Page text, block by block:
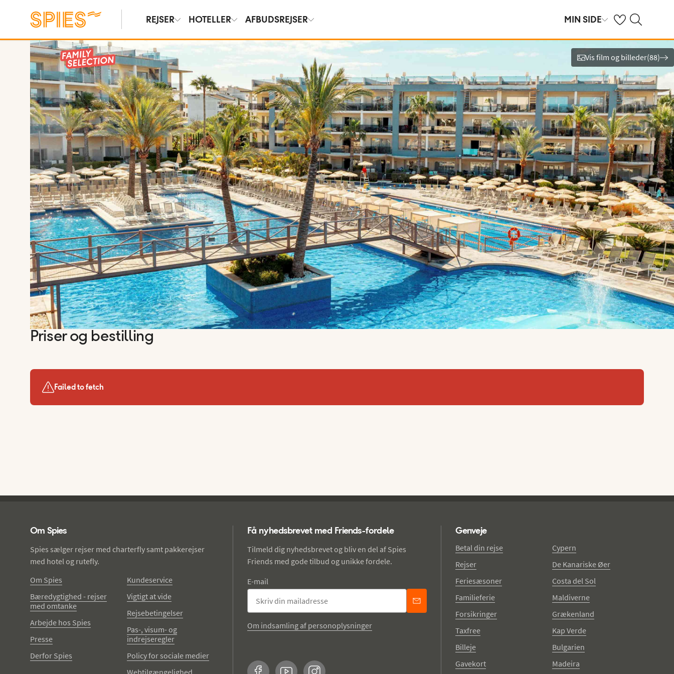
REJSER HOTELLER AFBUDSREJSER MIN SIDE Se dine gemte
Søg på spies.dk
Vis film og billeder
Vis film og billeder(88)
Priser og bestilling
Failed to fetch
Om Spies
Spies sælger rejser med charterfly samt pakkerejser
med hotel og rutefly.
Om Spies
Bæredygtighed - rejser
med omtanke
Arbejde hos Spies
Presse
Derfor Spies
Kundeservice
Vigtigt at vide
Rejsebetingelser
Pas-, visum- og
indrejseregler
Policy for sociale medier
Webtilgængelighed
Få nyhedsbrevet med Friends-fordele
Tilmeld dig nyhedsbrevet og bliv en del af Spies
Friends med gode tilbud og unikke fordele.
E-mail
Om indsamling af personoplysninger
Genveje
Betal din rejse
Rejser
Feriesæsoner
Familieferie
Forsikringer
Taxfree
Billeje
Gavekort
Cypern
De Kanariske Øer
Costa del Sol
Maldiverne
Grækenland
Kap Verde
Bulgarien
Madeira